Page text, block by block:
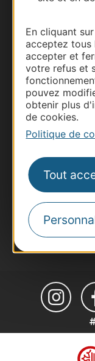
En cliquant
acceptez tous
accepter et
votre refus et
pouvez
obtenir plus
de cookies.
Politique de
Tout
Thermalisme
Business/
Pros
Site presse
Destination
Inscrivez-vous
Destination
suggestions de
Je